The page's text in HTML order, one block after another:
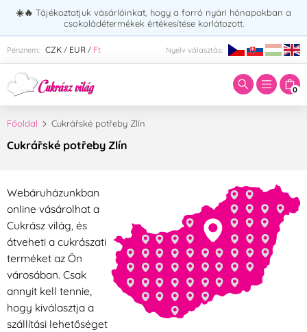
☀️🔥 Tájékoztatjuk vásárlóinkat, hogy a forró nyári hónapokban a
csokoládétermékek értékesítése korlátozott.
Pénznem: CZK / EUR / Ft Nyelv választás:
0
Adja meg a keresett kifejezést:
Főoldal Cukrářské potřeby Zlín
Cukrářské potřeby Zlín
Webáruházunkban
online vásárolhat a
Cukrász világ, és
átveheti a cukrászati
terméket az Ön
városában. Csak
annyit kell tennie,
hogy kiválasztja a
szállítási lehetőséget